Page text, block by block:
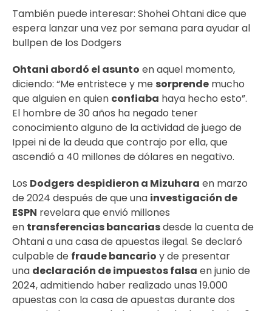
También puede interesar: Shohei Ohtani dice que
espera lanzar una vez por semana para ayudar al
bullpen de los Dodgers
Ohtani abordó el asunto en aquel momento,
diciendo: “Me entristece y me sorprende mucho
que alguien en quien confiaba haya hecho esto”.
El hombre de 30 años ha negado tener
conocimiento alguno de la actividad de juego de
Ippei ni de la deuda que contrajo por ella, que
ascendió a 40 millones de dólares en negativo.
Los Dodgers despidieron a Mizuhara en marzo
de 2024 después de que una investigación de
ESPN revelara que envió millones
en transferencias bancariasdesde la cuenta de
Ohtani a una casa de apuestas ilegal. Se declaró
culpable de fraude bancario y de presentar
una declaración de impuestos falsa en junio de
2024, admitiendo haber realizado unas 19.000
apuestas con la casa de apuestas durante dos